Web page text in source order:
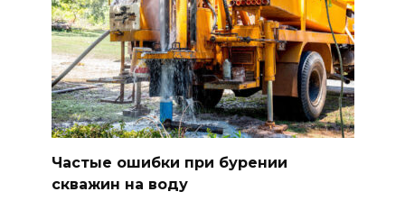
Частые ошибки при бурении
скважин на воду